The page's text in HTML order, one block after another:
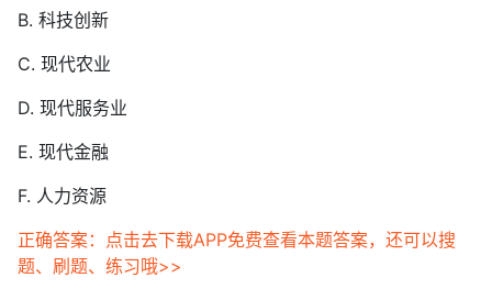
B. 科技创新
C. 现代农业
D. 现代服务业
E. 现代金融
F. 人力资源
正确答案：点击去下载APP免费查看本题答案，还可以搜
题、刷题、练习哦>>